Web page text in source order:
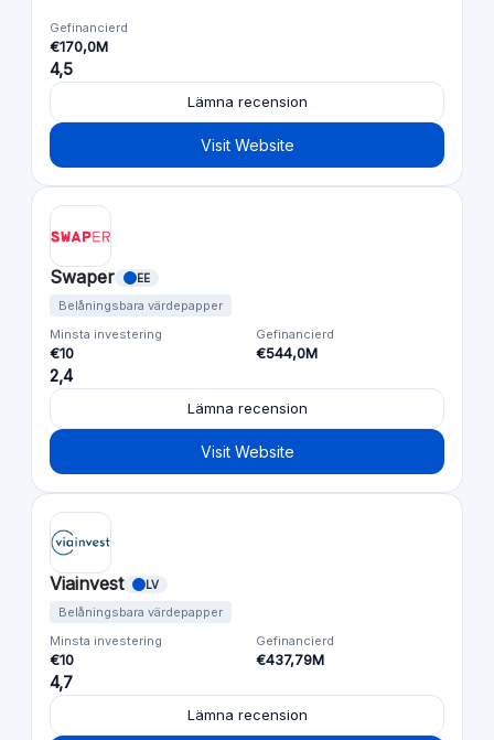
Gefinancierd
€170,0M
4,5
Lämna recension
Visit Website
Swaper EE
Belåningsbara värdepapper
Minsta investering
€10
Gefinancierd
€544,0M
2,4
Lämna recension
Visit Website
Viainvest LV
Belåningsbara värdepapper
Minsta investering
€10
Gefinancierd
€437,79M
4,7
Lämna recension